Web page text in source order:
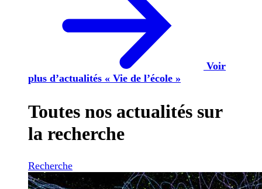
Voir
plus d’actualités « Vie de l’école »
Toutes nos actualités sur
la recherche
Recherche